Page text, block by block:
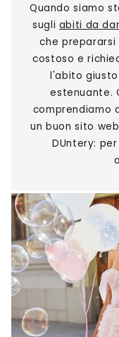
Quando siamo
sugli abiti da
che prepararsi
costoso e
l'abito
estenuante.
comprendiamo
un buon sito
DUntery: